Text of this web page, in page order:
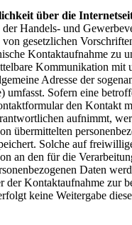
über die
der Handels- und
gesetzlichen
Kontaktaufnahme zu
Kommunikation mit
Adresse der
umfasst. Sofern eine
den Kontakt
aufnimmt,
übermittelten
Solche auf
an den für die
Daten
der Kontaktaufnahme zur
keine Weitergabe